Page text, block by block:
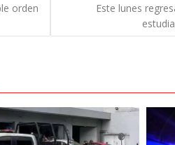
orden
Este lunes